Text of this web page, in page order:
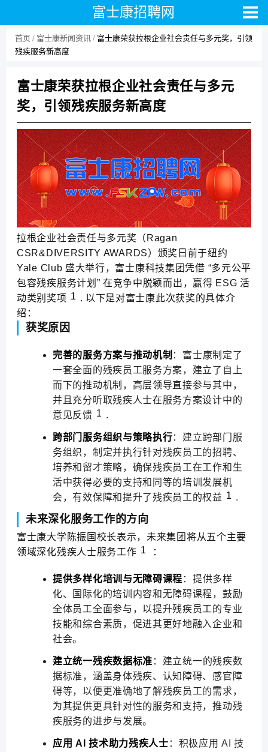
富士康招聘网
首页 富士康新闻资讯
富士康荣获拉根企业社会责任与多元奖，引领
残疾服务新高度
富士康荣获拉根企业社会责任与多元
奖，引领残疾服务新高度
拉根企业社会责任与多元奖（Ragan
CSR&DIVERSITY AWARDS）颁奖日前于纽约
Yale Club 盛大举行，富士康科技集团凭借 “多元公平
包容残疾服务计划” 在竞争中脱颖而出，赢得 ESG 活
动类别奖项 1 . 以下是对富士康此次获奖的具体介
绍：
获奖原因
完善的服务方案与推动机制 ：富士康制定了
一套全面的残疾员工服务方案，建立了自上
而下的推动机制，高层领导直接参与其中，
并且充分听取残疾人士在服务方案设计中的
意见反馈 1 .
跨部门服务组织与策略执行：建立跨部门服
务组织，制定并执行针对残疾员工的招聘、
培养和留才策略，确保残疾员工在工作和生
活中获得必要的支持和同等的培训发展机
会，有效保障和提升了残疾员工的权益 1 .
未来深化服务工作的方向
富士康大学陈振国校长表示，未来集团将从五个主要
领域深化残疾人士服务工作 1 ：
提供多样化培训与无障碍课程 ：提供多样
化、国际化的培训内容和无障碍课程，鼓励
全体员工全面参与，以提升残疾员工的专业
技能和综合素质，促进其更好地融入企业和
社会。
建立统一残疾数据标准 ：建立统一的残疾数
据标准，涵盖身体残疾、认知障碍、感官障
碍等，以便更准确地了解残疾员工的需求，
为其提供更具针对性的服务和支持，推动残
疾服务的进步与发展。
应用 AI 技术助力残疾人士 ：积极应用 AI 技